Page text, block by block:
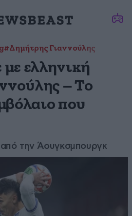
#Δημήτρης Γιαννούλης
ελληνική
– Το
που
την Άουγκσμπουργκ